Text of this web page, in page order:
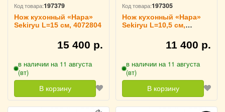
Код товара:197379
Нож кухонный «Нара»
Sekiryu L=15 см, 4072804
15 400 р.
в наличии на 11 августа
(вт)
В корзину
Код товара:197305
Нож кухонный «Нара»
Sekiryu L=10,5 см,
11 400 р.
в наличии на 11 августа
(вт)
В корзину